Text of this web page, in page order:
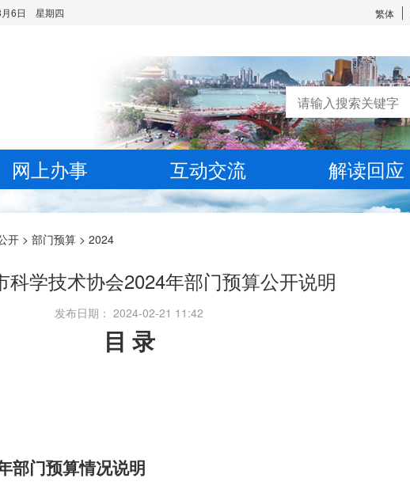
繁体
月6日 星期四
网上办事 互动交流 解读回应
开 > 部门预算 > 2024
科学技术协会2024年部门预算公开说明
发布日期： 2024-02-21 11:42
目 录
部门预算情况说明